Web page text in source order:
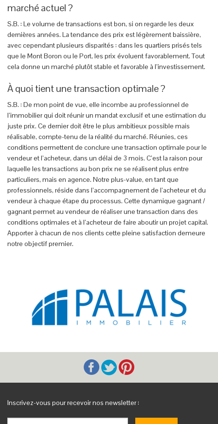
marché actuel ?
S.B. : Le volume de transactions est bon, si on regarde les deux
dernières années. La tendance des prix est légèrement baissière,
avec cependant plusieurs disparités : dans les quartiers prisés tels
que le Mont Boron ou le Port, les prix évoluent favorablement. Tout
cela donne un marché plutôt stable et favorable à l’investissement.
À quoi tient une transaction optimale ?
S.B. : De mon point de vue, elle incombe au professionnel de
l’immobilier qui doit réunir un mandat exclusif et une estimation du
juste prix. Ce dernier doit être le plus ambitieux possible mais
réalisable, compte-tenu de la réalité du marché. Réunies, ces
conditions permettent de conclure une transaction optimale pour le
vendeur et l’acheteur, dans un délai de 3 mois. C’est la raison pour
laquelle les transactions au bon prix ne se réalisent plus entre
particuliers, mais en agence. Notre plus-value, en tant que
professionnels, réside dans l’accompagnement de l’acheteur et du
vendeur à chaque étape du processus. Cette dynamique gagnant /
gagnant permet au vendeur de réaliser une transaction dans des
conditions optimales et à l’acheteur de faire aboutir un projet capital.
Apporter à chacun de nos clients cette pleine satisfaction demeure
notre objectif premier.
Inscrivez-vous pour recevoir nos newsletter :